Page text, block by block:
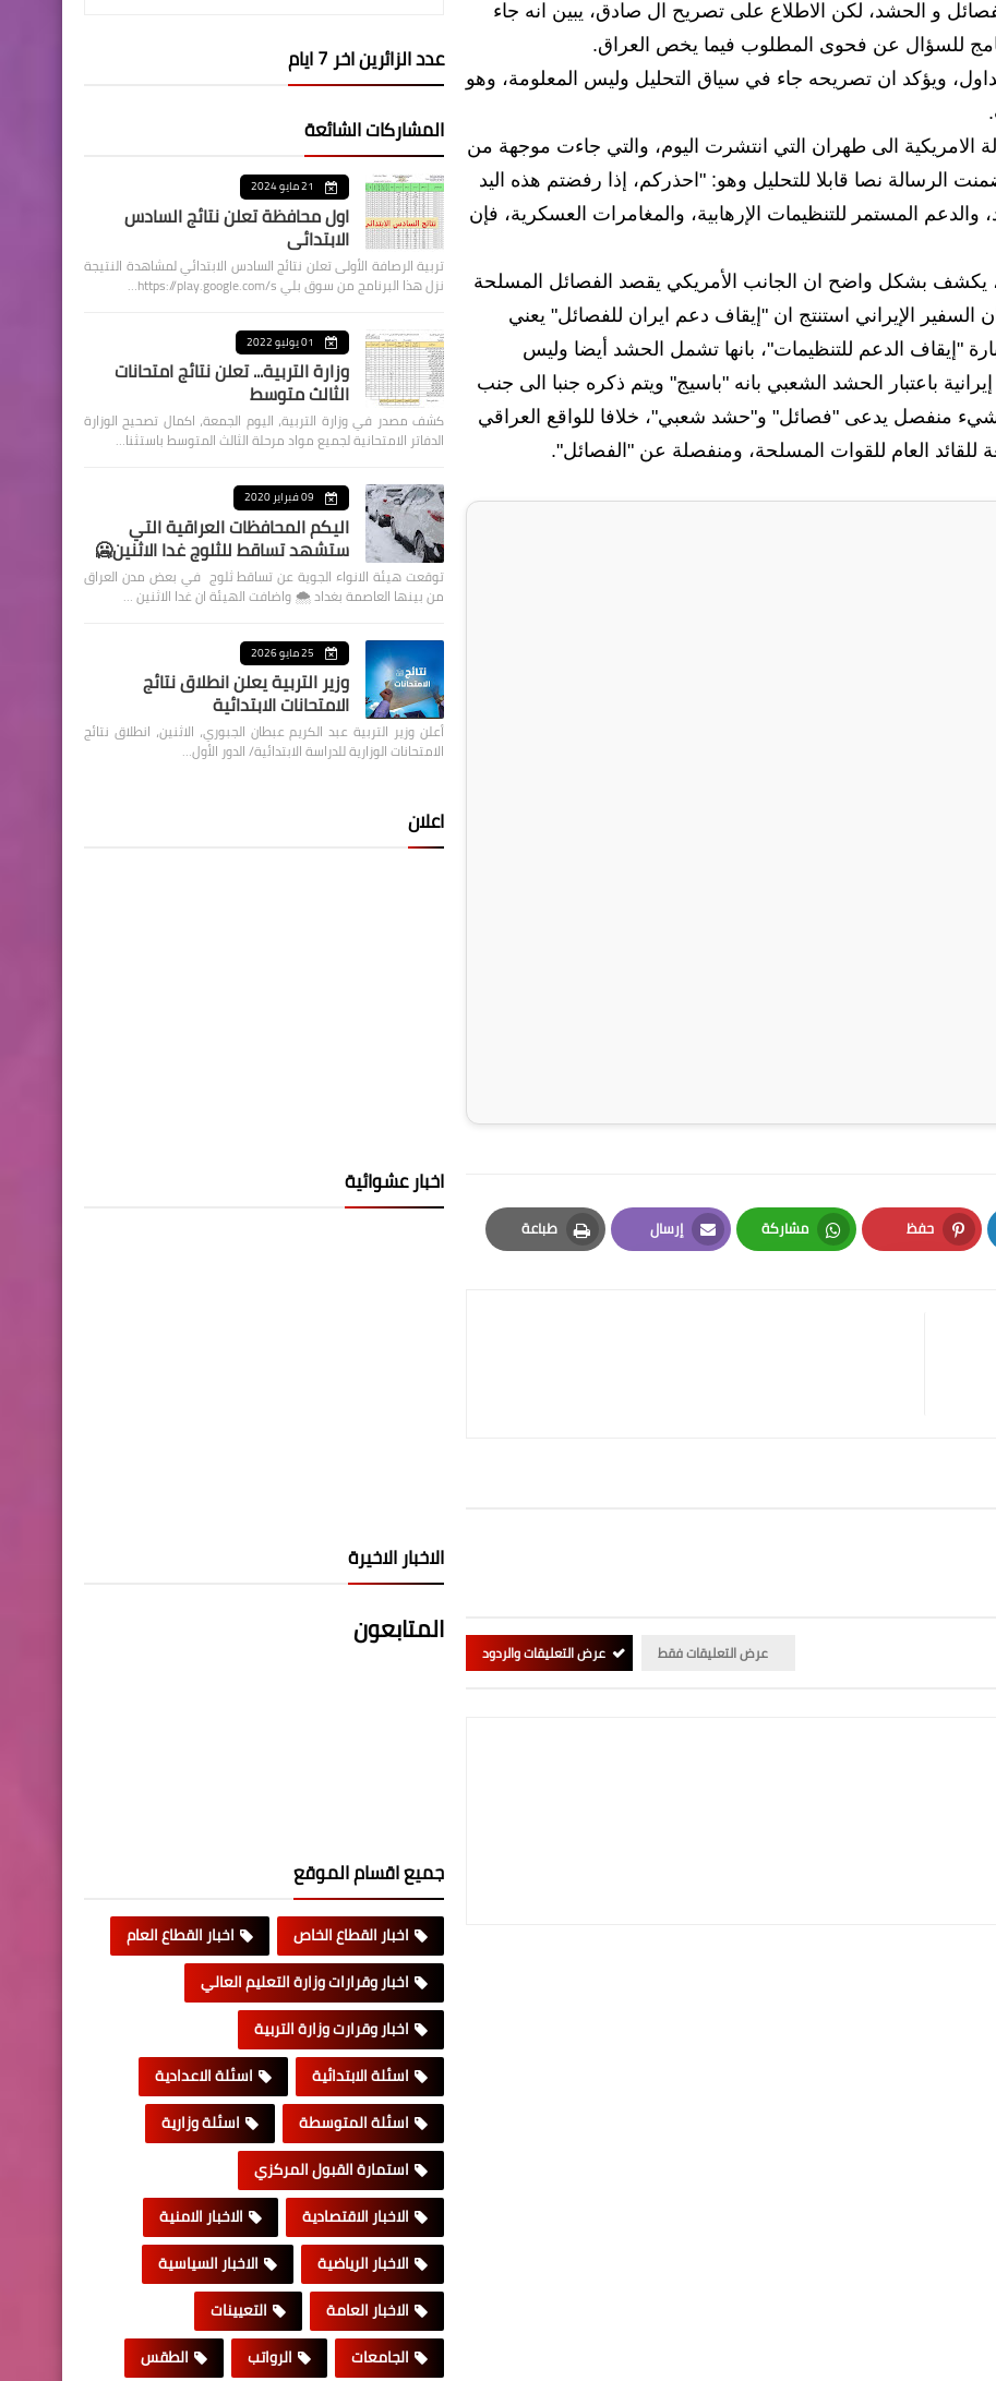
و الحشد، لكن الاطلاع على تصريح ال صادق، يبين انه جاء
للسؤال عن فحوى المطلوب فيما يخص العراق.
ويؤكد ان تصريحه جاء في سياق التحليل وليس المعلومة، وهو
الامريكية الى طهران التي انتشرت اليوم، والتي جاءت موجهة من
الرسالة نصا قابلا للتحليل وهو: "احذركم، إذا رفضتم هذه اليد
والدعم المستمر للتنظيمات الإرهابية، والمغامرات العسكرية، فإن
يكشف بشكل واضح ان الجانب الأمريكي يقصد الفصائل المسلحة
الإيراني استنتج ان "إيقاف دعم ايران للفصائل" يعني
"إيقاف الدعم للتنظيمات"، بانها تشمل الحشد أيضا وليس
باعتبار الحشد الشعبي بانه "باسيج" ويتم ذكره جنبا الى جنب
شيء منفصل يدعى "فصائل" و"حشد شعبي"، خلافا للواقع العراقي
العام للقوات المسلحة، ومنفصلة عن "الفصائل".
حفظ
Pinterest
مشاركة
Whatsapp
إرسال
Email
طباعة
Print
عرض التعليقات فقط عرض التعليقات والردود
عدد الزائرين اخر 7 ايام
المشاركات الشائعة
21 مايو 2024
اول محافظة تعلن نتائج السادس
الابتدائي
تربية الرصافة الأولى تعلن نتائج السادس الابتدائي لمشاهدة النتيجة
نزل هذا البرنامج من سوق بلي https://play.google.com/s…
01 يوليو 2022
وزارة التربية... تعلن نتائج امتحانات
الثالث متوسط
كشف مصدر في وزارة التربية، اليوم الجمعة، اكمال تصحيح الوزارة
الدفاتر الامتحانية لجميع مواد مرحلة الثالث المتوسط باستثنا…
09 فبراير 2020
اليكم المحافظات العراقية التي
ستشهد تساقط للثلوج غدا الاثنين🥶
توقعت هيئة الانواء الجوية عن تساقط ثلوج في بعض مدن العراق
من بينها العاصمة بغداد ⁦🌨️⁩ واضافت الهيئة ان غدا الاثنين …
25 مايو 2026
وزير التربية يعلن انطلاق نتائج
الامتحانات الابتدائية
أعلن وزير التربية عبد الكريم عبطان الجبوري، الاثنين، انطلاق نتائج
الامتحانات الوزارية للدراسة الابتدائية/ الدور الأول…
اعلان
اخبار عشوائية
الاخبار الاخيرة
المتابعون
جميع اقسام الموقع
اخبار القطاع الخاص
اخبار القطاع العام
اخبار وقرارات وزارة التعليم العالي
اخبار وقرارت وزارة التربية
اسئلة الابتدائية
اسئلة الاعدادية
اسئلة المتوسطة
اسئلة وزارية
استمارة القبول المركزي
الاخبار الاقتصادية
الاخبار الامنية
الاخبار الرياضية
الاخبار السياسية
الاخبار العامة
التعيينات
الجامعات
الرواتب الطقس